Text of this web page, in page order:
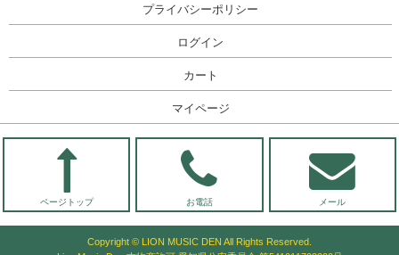
プライバシーポリシー
ログイン
カート
マイページ
ページトップ お電話 メール
Copyright © LION MUSIC DEN All Rights Reserved.